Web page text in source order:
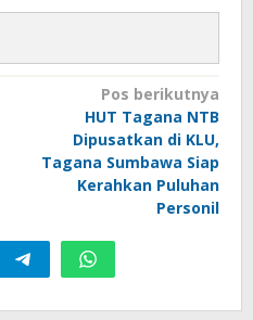
Pos berikutnya
HUT Tagana NTB
Dipusatkan di KLU,
Tagana Sumbawa Siap
Kerahkan Puluhan
Personil